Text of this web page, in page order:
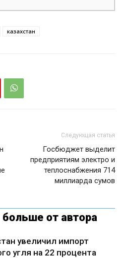
казахстан
Следующая статья
Госбюджет выделит
предприятиям электро и
теплоснабжения 714
миллиарда сумов
больше от автора
увеличил импорт
угля на 22 процента